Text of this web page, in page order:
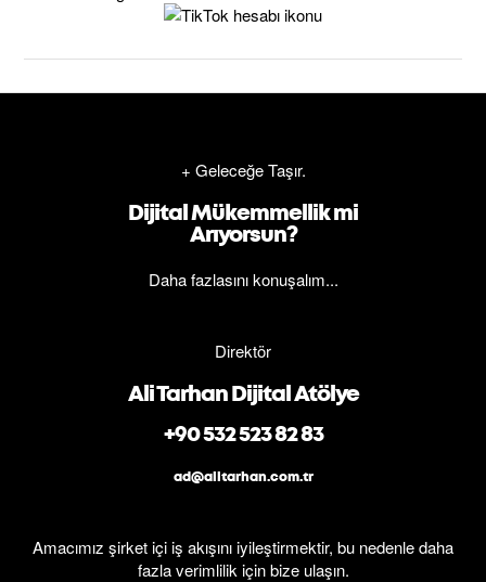
+ Geleceğe Taşır.
Dijital Mükemmellik mi
Arıyorsun?
Daha fazlasını konuşalım...
Direktör
Ali Tarhan Dijital Atölye
+90 532 523 82 83
ad@alitarhan.com.tr
Amacımız şirket içi iş akışını iyileştirmektir, bu nedenle daha
fazla verimlilik için bize ulaşın.